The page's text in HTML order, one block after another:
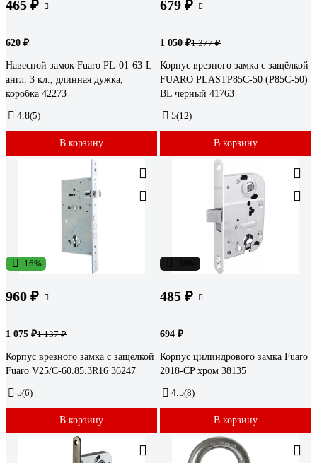
465 ₽
620 ₽
Навесной замок Fuaro PL-01-63-L
англ. 3 кл., длинная дужка,
коробка 42273
4.8(5)
В корзину
679 ₽
1 050 ₽1 377 ₽
Корпус врезного замка c защёлкой
FUARO PLASTP85C-50 (P85C-50)
BL черный 41763
5(12)
В корзину
-16%
960 ₽
1 075 ₽1 137 ₽
Корпус врезного замка c защелкой
Fuaro V25/C-60.85.3R16 36247
5(6)
В корзину
485 ₽
694 ₽
Корпус цилиндрового замка Fuaro
2018-CP хром 38135
4.5(8)
В корзину